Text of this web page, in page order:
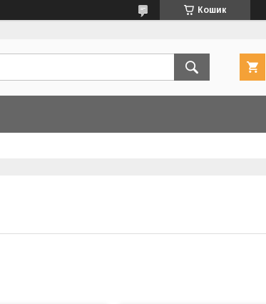
Кошик